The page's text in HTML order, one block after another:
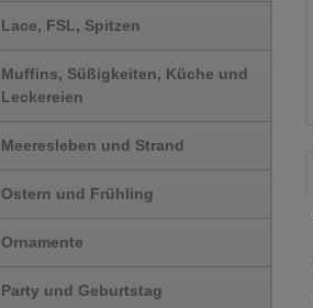
Lace, FSL, Spitzen
Muffins, Süßigkeiten, Küche und
Leckereien
Meeresleben und Strand
Ostern und Frühling
Ornamente
Party und Geburtstag